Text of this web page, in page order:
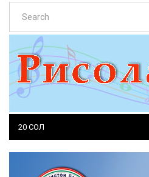
Search
20 СОЛ